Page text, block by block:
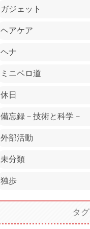
ガジェット
ヘアケア
ヘナ
ミニベロ道
休日
備忘録－技術と科学－
外部活動
未分類
独歩
タグ